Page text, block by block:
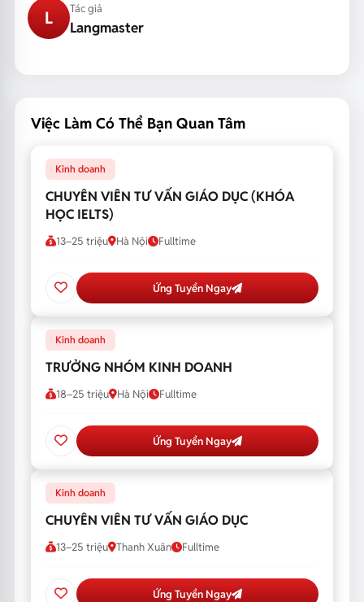
L Tác giả
Langmaster
Việc Làm Có Thể Bạn Quan Tâm
Kinh doanh
CHUYÊN VIÊN TƯ VẤN GIÁO DỤC (KHÓA
HỌC IELTS)
13–25 triệu Hà Nội Fulltime
Ứng Tuyển Ngay
Kinh doanh
TRƯỞNG NHÓM KINH DOANH
18–25 triệu Hà Nội Fulltime
Ứng Tuyển Ngay
Kinh doanh
CHUYÊN VIÊN TƯ VẤN GIÁO DỤC
13–25 triệu Thanh Xuân Fulltime
Ứng Tuyển Ngay